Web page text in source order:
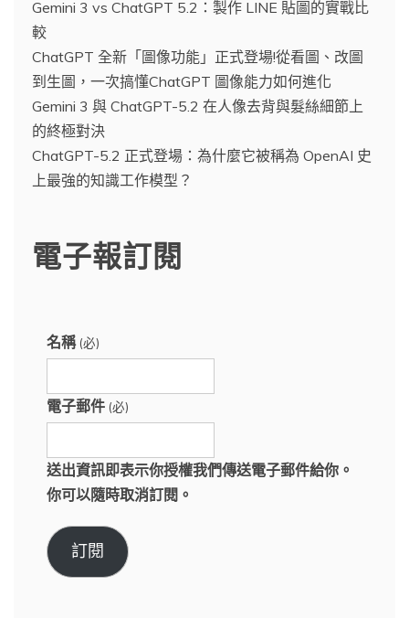
Gemini 3 vs ChatGPT 5.2：製作 LINE 貼圖的實戰比
較
ChatGPT 全新「圖像功能」正式登場!從看圖、改圖
到生圖，一次搞懂ChatGPT 圖像能力如何進化
Gemini 3 與 ChatGPT-5.2 在人像去背與髮絲細節上
的終極對決
ChatGPT-5.2 正式登場：為什麼它被稱為 OpenAI 史
上最強的知識工作模型？
電子報訂閱
名稱 (必)
電子郵件 (必)
送出資訊即表示你授權我們傳送電子郵件給你。
你可以隨時取消訂閱。
訂閱